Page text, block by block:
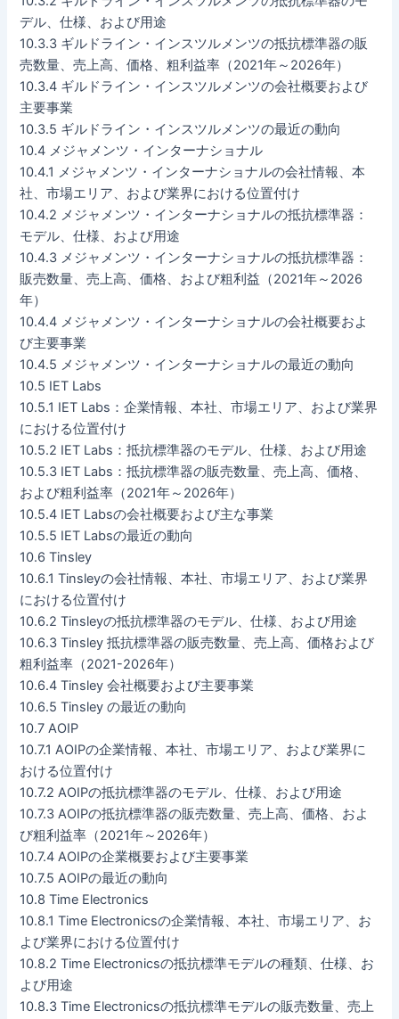
デル、仕様、および用途
10.3.3 ギルドライン・インスツルメンツの抵抗標準器の販
売数量、売上高、価格、粗利益率（2021年～2026年）
10.3.4 ギルドライン・インスツルメンツの会社概要および
主要事業
10.3.5 ギルドライン・インスツルメンツの最近の動向
10.4 メジャメンツ・インターナショナル
10.4.1 メジャメンツ・インターナショナルの会社情報、本
社、市場エリア、および業界における位置付け
10.4.2 メジャメンツ・インターナショナルの抵抗標準器：
モデル、仕様、および用途
10.4.3 メジャメンツ・インターナショナルの抵抗標準器：
販売数量、売上高、価格、および粗利益（2021年～2026
年）
10.4.4 メジャメンツ・インターナショナルの会社概要およ
び主要事業
10.4.5 メジャメンツ・インターナショナルの最近の動向
10.5 IET Labs
10.5.1 IET Labs：企業情報、本社、市場エリア、および業界
における位置付け
10.5.2 IET Labs：抵抗標準器のモデル、仕様、および用途
10.5.3 IET Labs：抵抗標準器の販売数量、売上高、価格、
および粗利益率（2021年～2026年）
10.5.4 IET Labsの会社概要および主な事業
10.5.5 IET Labsの最近の動向
10.6 Tinsley
10.6.1 Tinsleyの会社情報、本社、市場エリア、および業界
における位置付け
10.6.2 Tinsleyの抵抗標準器のモデル、仕様、および用途
10.6.3 Tinsley 抵抗標準器の販売数量、売上高、価格および
粗利益率（2021-2026年）
10.6.4 Tinsley 会社概要および主要事業
10.6.5 Tinsley の最近の動向
10.7 AOIP
10.7.1 AOIPの企業情報、本社、市場エリア、および業界に
おける位置付け
10.7.2 AOIPの抵抗標準器のモデル、仕様、および用途
10.7.3 AOIPの抵抗標準器の販売数量、売上高、価格、およ
び粗利益率（2021年～2026年）
10.7.4 AOIPの企業概要および主要事業
10.7.5 AOIPの最近の動向
10.8 Time Electronics
10.8.1 Time Electronicsの企業情報、本社、市場エリア、お
よび業界における位置付け
10.8.2 Time Electronicsの抵抗標準モデルの種類、仕様、お
よび用途
10.8.3 Time Electronicsの抵抗標準モデルの販売数量、売上